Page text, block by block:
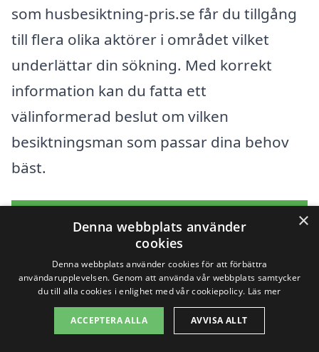
som husbesiktning-pris.se får du tillgång
till flera olika aktörer i området vilket
underlättar din sökning. Med korrekt
information kan du fatta ett
välinformerad beslut om vilken
besiktningsman som passar dina behov
bäst.
Få 3 erbjudanden, gratis och utan
Sök efter en
×
Denna webbplats använder
cookies
Denna webbplats använder cookies för att förbättra
användarupplevelsen. Genom att använda vår webbplats samtycker
du till alla cookies i enlighet med vår cookiepolicy. Läs mer
ACCEPTERA ALLA AVVISA ALLT